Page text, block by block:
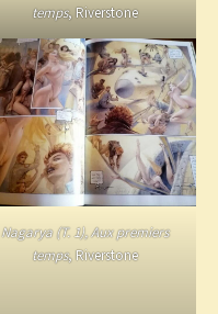
temps, Riverstone
Nagarya (T. 1), Aux premiers
temps, Riverstone